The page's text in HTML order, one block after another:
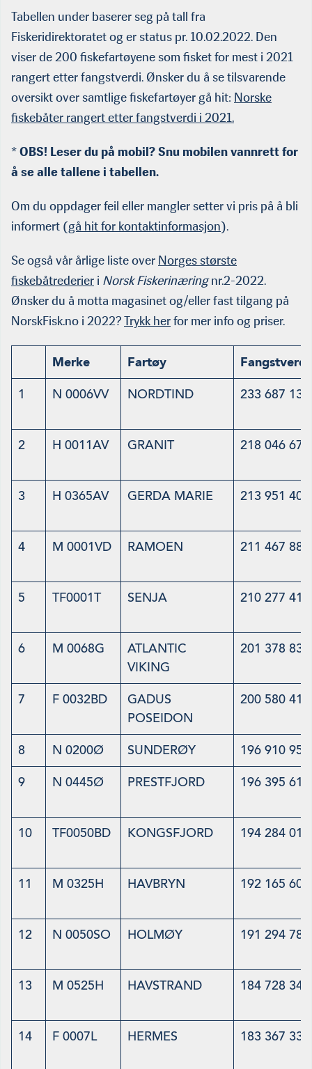
Tabellen under baserer seg på tall fra
Fiskeridirektoratet og er status pr. 10.02.2022. Den
viser de 200 fiskefartøyene som fisket for mest i 2021
rangert etter fangstverdi. Ønsker du å se tilsvarende
oversikt over samtlige fiskefartøyer gå hit: Norske
fiskebåter rangert etter fangstverdi i 2021.
*OBS! Leser du på mobil? Snu mobilen vannrett for
å se alle tallene i tabellen.
Om du oppdager feil eller mangler setter vi pris på å bli
informert (gå hit for kontaktinformasjon).
Se også vår årlige liste over Norges største
fiskebåtrederier i Norsk Fiskerinæringnr.2-2022.
Ønsker du å motta magasinet og/eller fast tilgang på
NorskFisk.no i 2022?Trykk herfor mer info og priser.
Merke Fartøy Fangstverdi
1 N 0006VV NORDTIND 233 687 130
2 H 0011AV GRANIT 218 046 673
3 H 0365AV GERDA MARIE 213 951 409
4 M 0001VD RAMOEN 211 467 884
5 TF0001T SENJA 210 277 417
6 M 0068G
ATLANTIC
VIKING
201 378 830
7 F 0032BD
GADUS
POSEIDON
200 580 414
8 N 0200Ø SUNDERØY 196 910 953
9 N 0445Ø PRESTFJORD 196 395 610
10 TF0050BD KONGSFJORD 194 284 010
11 M 0325H HAVBRYN 192 165 606
12 N 0050SO HOLMØY 191 294 783
13 M 0525H HAVSTRAND 184 728 345
14 F 0007L HERMES 183 367 334